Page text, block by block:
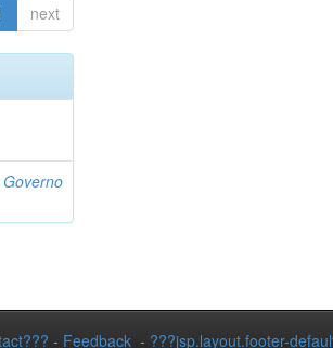
next
- Feedback - ???jsp.layout.footer-